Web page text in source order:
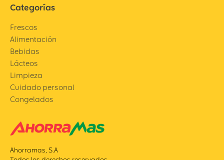
Categorías
Frescos
Alimentación
Bebidas
Lácteos
Limpieza
Cuidado personal
Congelados
Ahorramas, S.A